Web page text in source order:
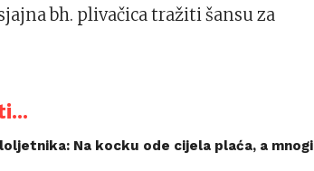
bh. plivačica tražiti šansu za
Na kocku ode cijela plaća, a mnogi